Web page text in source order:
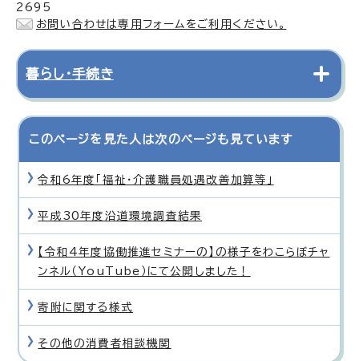
2695
お問い合わせは専用フォームをご利用ください。
暮らし・手続き
このページを見た人は次のページも見ています
令和6年度「福祉・介護職員処遇改善加算等」
平成30年度沿道環境調査結果
【令和4年度協働推進セミナーの】の様子をわこらぼチャ
ンネル（YouTube）にて公開しました！
寄附に関する様式
その他の消費者相談機関